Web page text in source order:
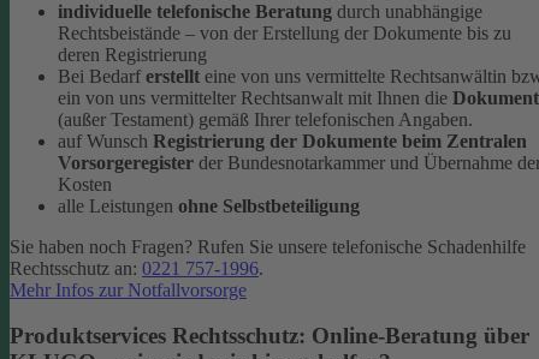
individuelle telefonische Beratung durch unabhängige
Rechtsbeistände – von der Erstellung der Dokumente bis zu
deren Registrierung
Bei Bedarf erstellt eine von uns vermittelte Rechtsanwältin
ein von uns vermittelter Rechtsanwalt mit Ihnen die
(außer Testament) gemäß Ihrer telefonischen Angaben.
auf Wunsch Registrierung der Dokumente beim Zentralen
Vorsorgeregister der Bundesnotarkammer und Übernahme
Kosten
alle Leistungen ohne Selbstbeteiligung
Sie haben noch Fragen? Rufen Sie unsere telefonische Schadenhilfe
Rechtsschutz an: 0221 757-1996.
Mehr Infos zur Notfallvorsorge
Produktservices Rechtsschutz: Online-Beratung über